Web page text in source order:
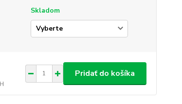
Skladom
Pridať do košíka